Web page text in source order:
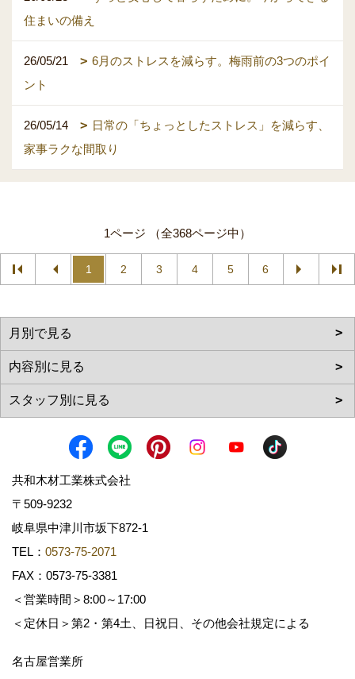
住まいの備え
26/05/21
6月のストレスを減らす。梅雨前の3つのポイ
ント
26/05/14
日常の「ちょっとしたストレス」を減らす、
家事ラクな間取り
1ページ （全368ページ中）
1 2 3 4 5 6
共和木材工業株式会社
〒509-9232
岐阜県中津川市坂下872‐1
TEL： 0573-75-2071
FAX：0573-75-3381
＜営業時間＞8:00～17:00
＜定休日＞第2・第4土、日祝日、その他会社規定による
名古屋営業所